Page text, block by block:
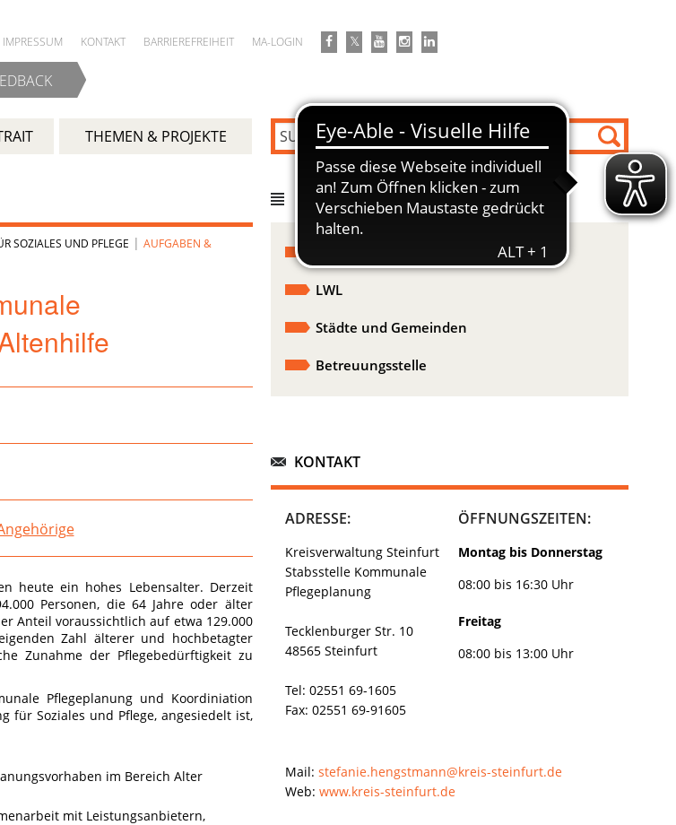
IMPRESSUM KONTAKT BARRIEREFREIHEIT MA-LOGIN
THEMEN & PROJEKTE
SOZIALES UND PFLEGE | AUFGABEN &
heute ein hohes Lebensalter. Derzeit
Personen, die 64 Jahre oder älter
Anteil voraussichtlich auf etwa 129.000
Zahl älterer und hochbetagter
Zunahme der Pflegebedürftigkeit zu
Pflegeplanung und Koordiniation
für Soziales und Pflege, angesiedelt ist,
im Bereich Alter
mit Leistungsanbietern,
DIREKT ZU
LWL
Städte und Gemeinden
Betreuungsstelle
KONTAKT
ADRESSE:
Kreisverwaltung Steinfurt
Stabsstelle Kommunale
Pflegeplanung
Tecklenburger Str. 10
48565 Steinfurt
Tel: 02551 69-1605
Fax: 02551 69-91605
ÖFFNUNGSZEITEN:
Montag bis Donnerstag
08:00 bis 16:30 Uhr
Freitag
08:00 bis 13:00 Uhr
Mail: stefanie.hengstmann@kreis-steinfurt.de
Web: www.kreis-steinfurt.de